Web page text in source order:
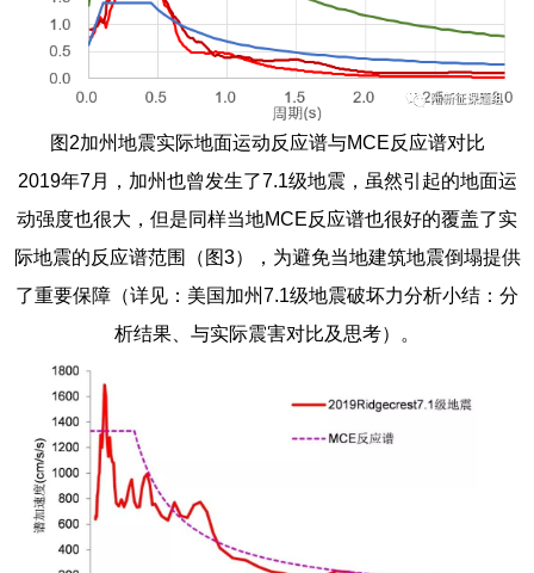
图2加州地震实际地面运动反应谱与MCE反应谱对比
2019年7月，加州也曾发生了7.1级地震，虽然引起的地面运
动强度也很大，但是同样当地MCE反应谱也很好的覆盖了实
际地震的反应谱范围（图3），为避免当地建筑地震倒塌提供
了重要保障（详见：美国加州7.1级地震破坏力分析小结：分
析结果、与实际震害对比及思考）。